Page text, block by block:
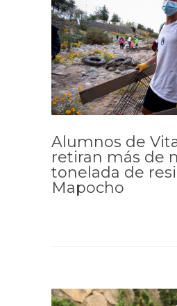
Alumnos de
retiran más de
tonelada de
Mapocho